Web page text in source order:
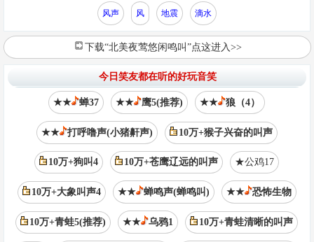
风声 风 地震 滴水
下载“北美夜莺悠闲鸣叫”点这进入>>
今日笑友都在听的好玩音笑
★★ 蝉37 ★★ 鹰5(推荐) ★★ 狼（4）
★★ 打呼噜声(小猪鼾声) 10万+猴子兴奋的叫声
10万+狗叫4 10万+苍鹰辽远的叫声 ★公鸡17
10万+大象叫声4 ★★ 蝉鸣声(蝉鸣叫) ★★ 恐怖生物
10万+青蛙5(推荐) ★★ 乌鸦1 10万+青蛙清晰的叫声